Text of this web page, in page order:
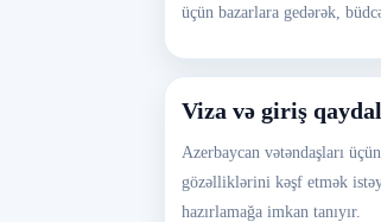
üçün bazarlara gedərək,
Viza və giriş
Azerbaycan vətəndaşları
gözəlliklərini kəşf etmək
hazırlamağa imkan tanıyır.